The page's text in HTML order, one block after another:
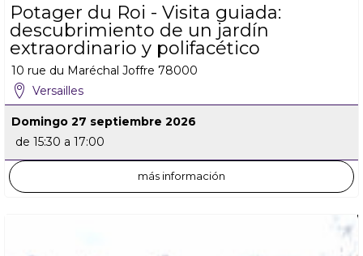
Potager du Roi - Visita guiada:
descubrimiento de un jardín
extraordinario y polifacético
10 rue du Maréchal Joffre 78000
Versailles
Domingo 27 septiembre 2026
de 15:30 a 17:00
más información